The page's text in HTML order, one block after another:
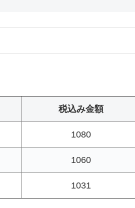
税込み金額
1080
1060
1031